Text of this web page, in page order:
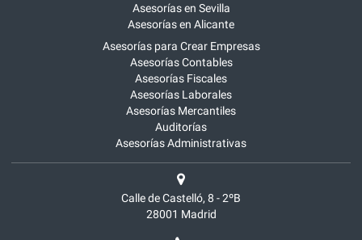
Asesorías en Sevilla
Asesorías en Alicante
Asesorías para Crear Empresas
Asesorías Contables
Asesorías Fiscales
Asesorías Laborales
Asesorías Mercantiles
Auditorías
Asesorías Administrativas
Calle de Castelló, 8 - 2ºB
28001 Madrid